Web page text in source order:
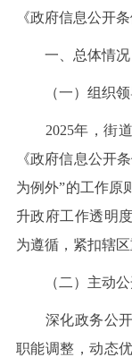
《政府信息公开
一、总体情况
（一）组织领
2025年，街道
《政府信息公开
为例外”的工作原
升政府工作透明
为遵循，紧扣辖
（二）主动公
深化政务公开
职能调整，动态